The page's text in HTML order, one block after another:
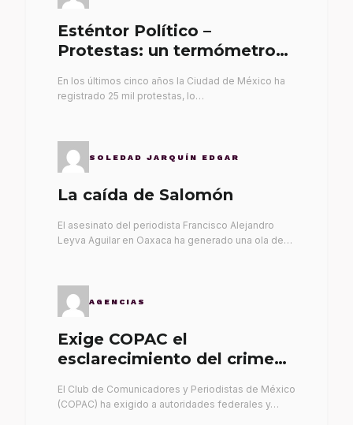
Esténtor Político –
Protestas: un termómetro
En los últimos cinco años la Ciudad de México ha
registrado 25 mil protestas, lo…
SOLEDAD JARQUÍN EDGAR
La caída de Salomón
El asesinato del periodista Francisco Alejandro
Leyva Aguilar en Oaxaca ha generado una ola de…
AGENCIAS
Exige COPAC el
esclarecimiento del crimen
El Club de Comunicadores y Periodistas de México
(COPAC) ha exigido a autoridades federales y…